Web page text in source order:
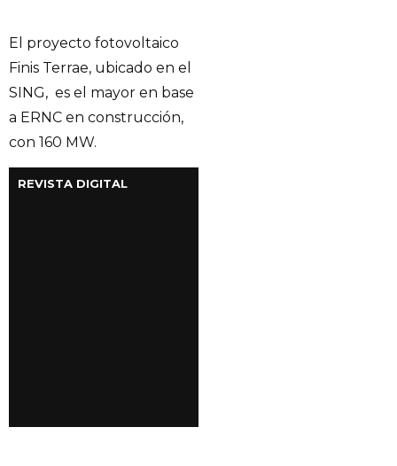
El proyecto fotovoltaico
Finis Terrae, ubicado en el
SING, es el mayor en base
a ERNC en construcción,
con 160 MW.
REVISTA DIGITAL